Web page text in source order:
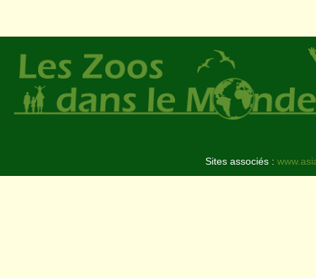
Sites associés :